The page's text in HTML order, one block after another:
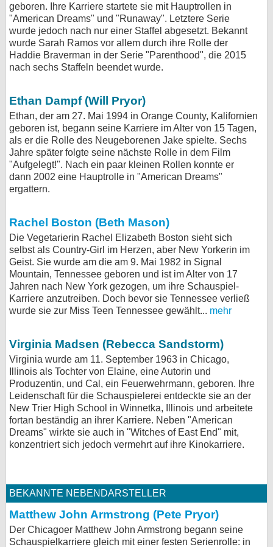
geboren. Ihre Karriere startete sie mit Hauptrollen in
"American Dreams" und "Runaway". Letztere Serie
wurde jedoch nach nur einer Staffel abgesetzt. Bekannt
wurde Sarah Ramos vor allem durch ihre Rolle der
Haddie Braverman in der Serie "Parenthood", die 2015
nach sechs Staffeln beendet wurde.
Ethan Dampf (Will Pryor)
Ethan, der am 27. Mai 1994 in Orange County, Kalifornien
geboren ist, begann seine Karriere im Alter von 15 Tagen,
als er die Rolle des Neugeborenen Jake spielte. Sechs
Jahre später folgte seine nächste Rolle in dem Film
"Aufgelegt!". Nach ein paar kleinen Rollen konnte er
dann 2002 eine Hauptrolle in "American Dreams"
ergattern.
Rachel Boston (Beth Mason)
Die Vegetarierin Rachel Elizabeth Boston sieht sich
selbst als Country-Girl im Herzen, aber New Yorkerin im
Geist. Sie wurde am die am 9. Mai 1982 in Signal
Mountain, Tennessee geboren und ist im Alter von 17
Jahren nach New York gezogen, um ihre Schauspiel-
Karriere anzutreiben. Doch bevor sie Tennessee verließ
wurde sie zur Miss Teen Tennessee gewählt... mehr
Virginia Madsen (Rebecca Sandstorm)
Virginia wurde am 11. September 1963 in Chicago,
Illinois als Tochter von Elaine, eine Autorin und
Produzentin, und Cal, ein Feuerwehrmann, geboren. Ihre
Leidenschaft für die Schauspielerei entdeckte sie an der
New Trier High School in Winnetka, Illinois und arbeitete
fortan beständig an ihrer Karriere. Neben "American
Dreams" wirkte sie auch in "Witches of East End" mit,
konzentriert sich jedoch vermehrt auf ihre Kinokarriere.
BEKANNTE NEBENDARSTELLER
Matthew John Armstrong (Pete Pryor)
Der Chicagoer Matthew John Armstrong begann seine
Schauspielkarriere gleich mit einer festen Serienrolle: in